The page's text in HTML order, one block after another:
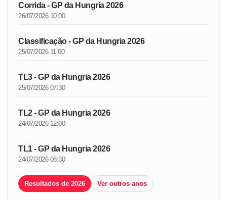
Corrida - GP da Hungria 2026
26/07/2026 10:00
Classificação - GP da Hungria 2026
25/07/2026 11:00
TL3 - GP da Hungria 2026
25/07/2026 07:30
TL2 - GP da Hungria 2026
24/07/2026 12:00
TL1 - GP da Hungria 2026
24/07/2026 08:30
Resultados de 2026 Ver outros anos